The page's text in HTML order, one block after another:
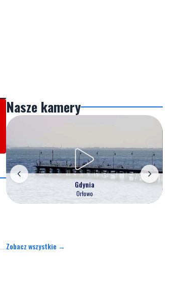
Nasze kamery
Gdynia
Orłowo
Zobacz wszystkie →